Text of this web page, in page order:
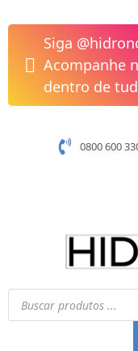
para
conteúdo
Siga
Acompanhe
dentro de
0800 600
Pesquisar
produtos
Para
Banheiro
de
Parede
Provence
Docol